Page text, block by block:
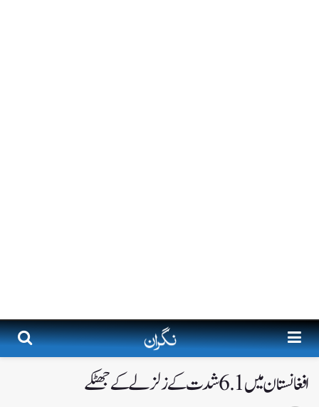
افغانستان میں 6.1 شدت کے زلزلے کے جھٹکے